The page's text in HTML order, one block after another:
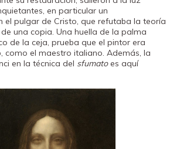
en particular un
el pulgar de Cristo, que refutaba la teoría
una copia. Una huella de la palma
de la ceja, prueba que el pintor era
como el maestro italiano. Además, la
en la técnica del sfumatoes aquí